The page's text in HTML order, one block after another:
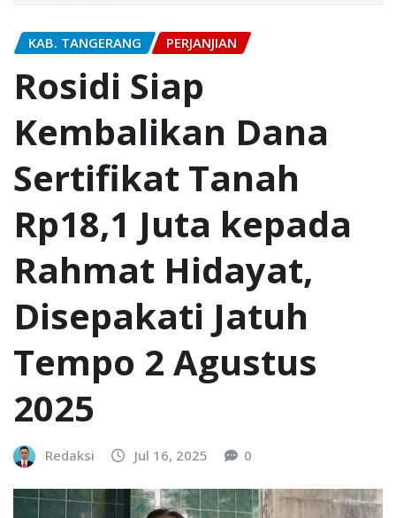
KAB. TANGERANG PERJANJIAN
Rosidi Siap
Kembalikan Dana
Sertifikat Tanah
Rp18,1 Juta kepada
Rahmat Hidayat,
Disepakati Jatuh
Tempo 2 Agustus
2025
Redaksi Jul 16, 2025 0